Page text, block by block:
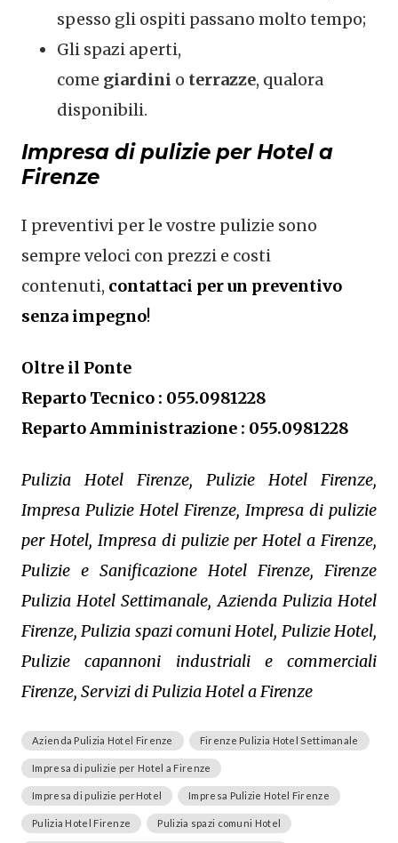
spesso gli ospiti passano molto tempo;
Gli spazi aperti,
come giardini o terrazze, qualora
disponibili.
Impresa di pulizie per Hotel a
Firenze
I preventivi per le vostre pulizie sono
sempre veloci con prezzi e costi
contenuti, contattaci per un preventivo
senza impegno!
Oltre il Ponte
Reparto Tecnico : 055.0981228
Reparto Amministrazione : 055.0981228
Pulizia Hotel Firenze, Pulizie Hotel Firenze,
Impresa Pulizie Hotel Firenze, Impresa di pulizie
per Hotel, Impresa di pulizie per Hotel a Firenze,
Pulizie e Sanificazione Hotel Firenze, Firenze
Pulizia Hotel Settimanale, Azienda Pulizia Hotel
Firenze, Pulizia spazi comuni Hotel, Pulizie Hotel,
Pulizie capannoni industriali e commerciali
Firenze, Servizi di Pulizia Hotel a Firenze
Azienda Pulizia Hotel Firenze Firenze Pulizia Hotel Settimanale
Impresa di pulizie per Hotel a Firenze
Impresa di pulizie perHotel Impresa Pulizie Hotel Firenze
Pulizia Hotel Firenze Pulizia spazi comuni Hotel